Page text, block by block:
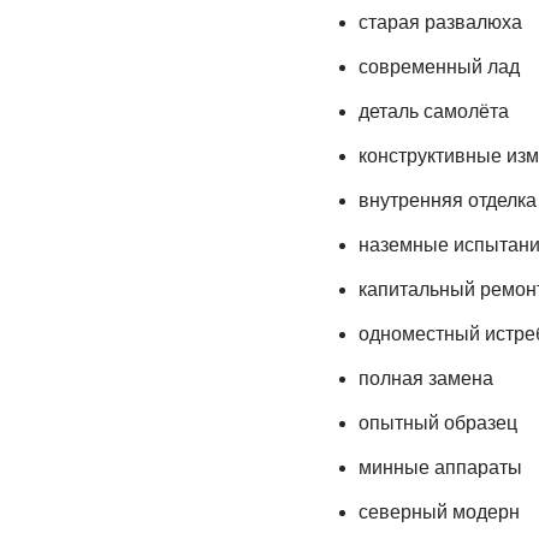
старая развалюха
современный лад
деталь самолёта
конструктивные
внутренняя отделка
наземные
капитальный
одноместный
полная замена
опытный образец
минные аппараты
северный модерн